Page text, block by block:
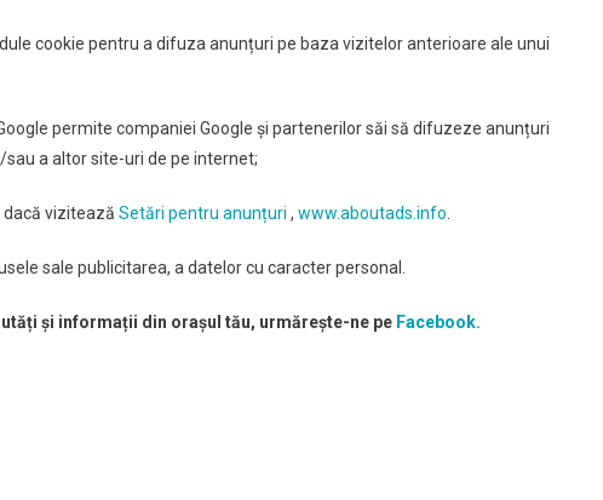
cookie pentru a difuza anunțuri pe baza vizitelor anterioare ale unui
permite companiei Google și partenerilor săi să difuzeze anunțuri
a altor site-uri de pe internet;
vizitează Setări pentru anunțuri , www.aboutads.info
sale publicitarea, a datelor cu caracter personal.
și informații din orașul tău, urmărește-ne pe Facebook.